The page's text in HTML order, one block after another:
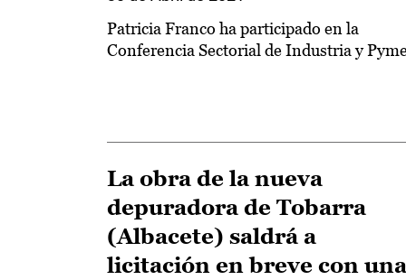
Patricia Franco ha participado en la
Conferencia Sectorial de Industria y
La obra de la nueva
depuradora de Tobarra
(Albacete) saldrá a
licitación en breve con una